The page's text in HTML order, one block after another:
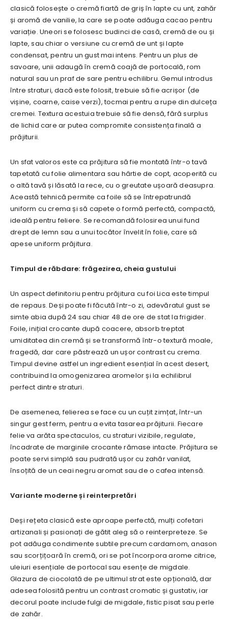
clasică folosește o cremă fiartă de griș în lapte cu unt, zahăr
și aromă de vanilie, la care se poate adăuga cacao pentru
variație. Uneori se folosesc budinci de casă, cremă de ou și
lapte, sau chiar o versiune cu cremă de unt și lapte
condensat, pentru un gust mai intens. Pentru un plus de
savoare, unii adaugă în cremă coajă de portocală, rom
natural sau un praf de sare pentru echilibru. Gemul introdus
între straturi, dacă este folosit, trebuie să fie acrișor (de
vișine, coarne, caise verzi), tocmai pentru a rupe din dulceța
cremei. Textura acestuia trebuie să fie densă, fără surplus
de lichid care ar putea compromite consistența finală a
prăjiturii.
Un sfat valoros este ca prăjitura să fie montată într-o tavă
tapetată cu folie alimentara sau hârtie de copt, acoperită cu
o altă tavă și lăsată la rece, cu o greutate ușoară deasupra.
Această tehnică permite ca foile să se întrepatrundă
uniform cu crema și să capete o formă perfectă, compactă,
ideală pentru feliere. Se recomandă folosirea unui fund
drept de lemn sau a unui tocător învelit în folie, care să
apese uniform prăjitura.
Timpul de răbdare: frăgezirea, cheia gustului
Un aspect definitoriu pentru prăjitura cu foi Lica este timpul
de repaus. Deși poate fi făcută într-o zi, adevăratul gust se
simte abia după 24 sau chiar 48 de ore de stat la frigider.
Foile, inițial crocante după coacere, absorb treptat
umiditatea din cremă și se transformă într-o textură moale,
fragedă, dar care păstrează un ușor contrast cu crema.
Timpul devine astfel un ingredient esențial în acest desert,
contribuind la omogenizarea aromelor și la echilibrul
perfect dintre straturi.
De asemenea, felierea se face cu un cuțit zimțat, într-un
singur gest ferm, pentru a evita tasarea prăjiturii. Fiecare
felie va arăta spectaculos, cu straturi vizibile, regulate,
încadrate de marginile crocante rămase intacte. Prăjitura se
poate servi simplă sau pudrată ușor cu zahăr vanilat,
însoțită de un ceai negru aromat sau de o cafea intensă.
Variante moderne și reinterpretări
Deși rețeta clasică este aproape perfectă, mulți cofetari
artizanali și pasionați de gătit aleg să o reinterpreteze. Se
pot adăuga condimente subtile precum cardamom, anason
sau scorțițoară în cremă, ori se pot încorpora arome citrice,
uleiuri esențiale de portocal sau esențe de migdale.
Glazura de ciocolată de pe ultimul strat este opțională, dar
adesea folosită pentru un contrast cromatic și gustativ, iar
decorul poate include fulgi de migdale, fistic pisat sau perle
de zahăr.